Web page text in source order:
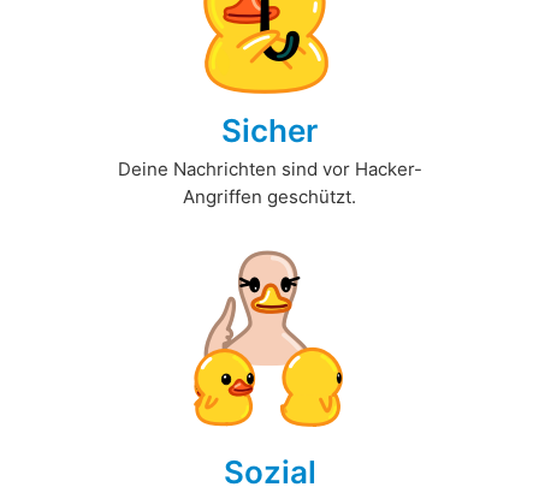
Sicher
Deine Nachrichten sind vor Hacker-
Angriffen geschützt.
Sozial